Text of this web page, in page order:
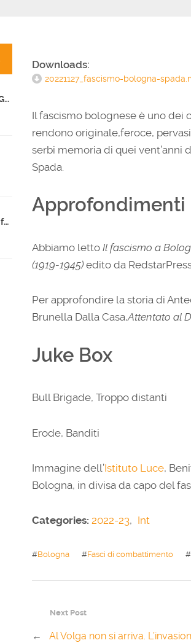
Downloads:
20221127_fascismo-bologna-
Il fascismo bolognese è uno dei
rendono originale,feroce,
serbi memoria di quei vent’anni
Spada.
Approfondimenti
Abbiamo letto Il fascismo a
(1919-1945) edito da RedstarPress
Per approfondire la storia di
Brunella Dalla Casa,Attentato al
Juke Box
Bull Brigade, Troppo distanti
Erode, Banditi
Immagine dell’Istituto Luce,
Bologna, in divisa da capo del
Categories:2022-23, Int
#Bologna #Fasci di combattimento #
Next Post
← Al Volga non si arriva.
Fare storia ai tempi del genocidio a Gaza
Indicazioni nazionali 2025: la destra fa scuola?